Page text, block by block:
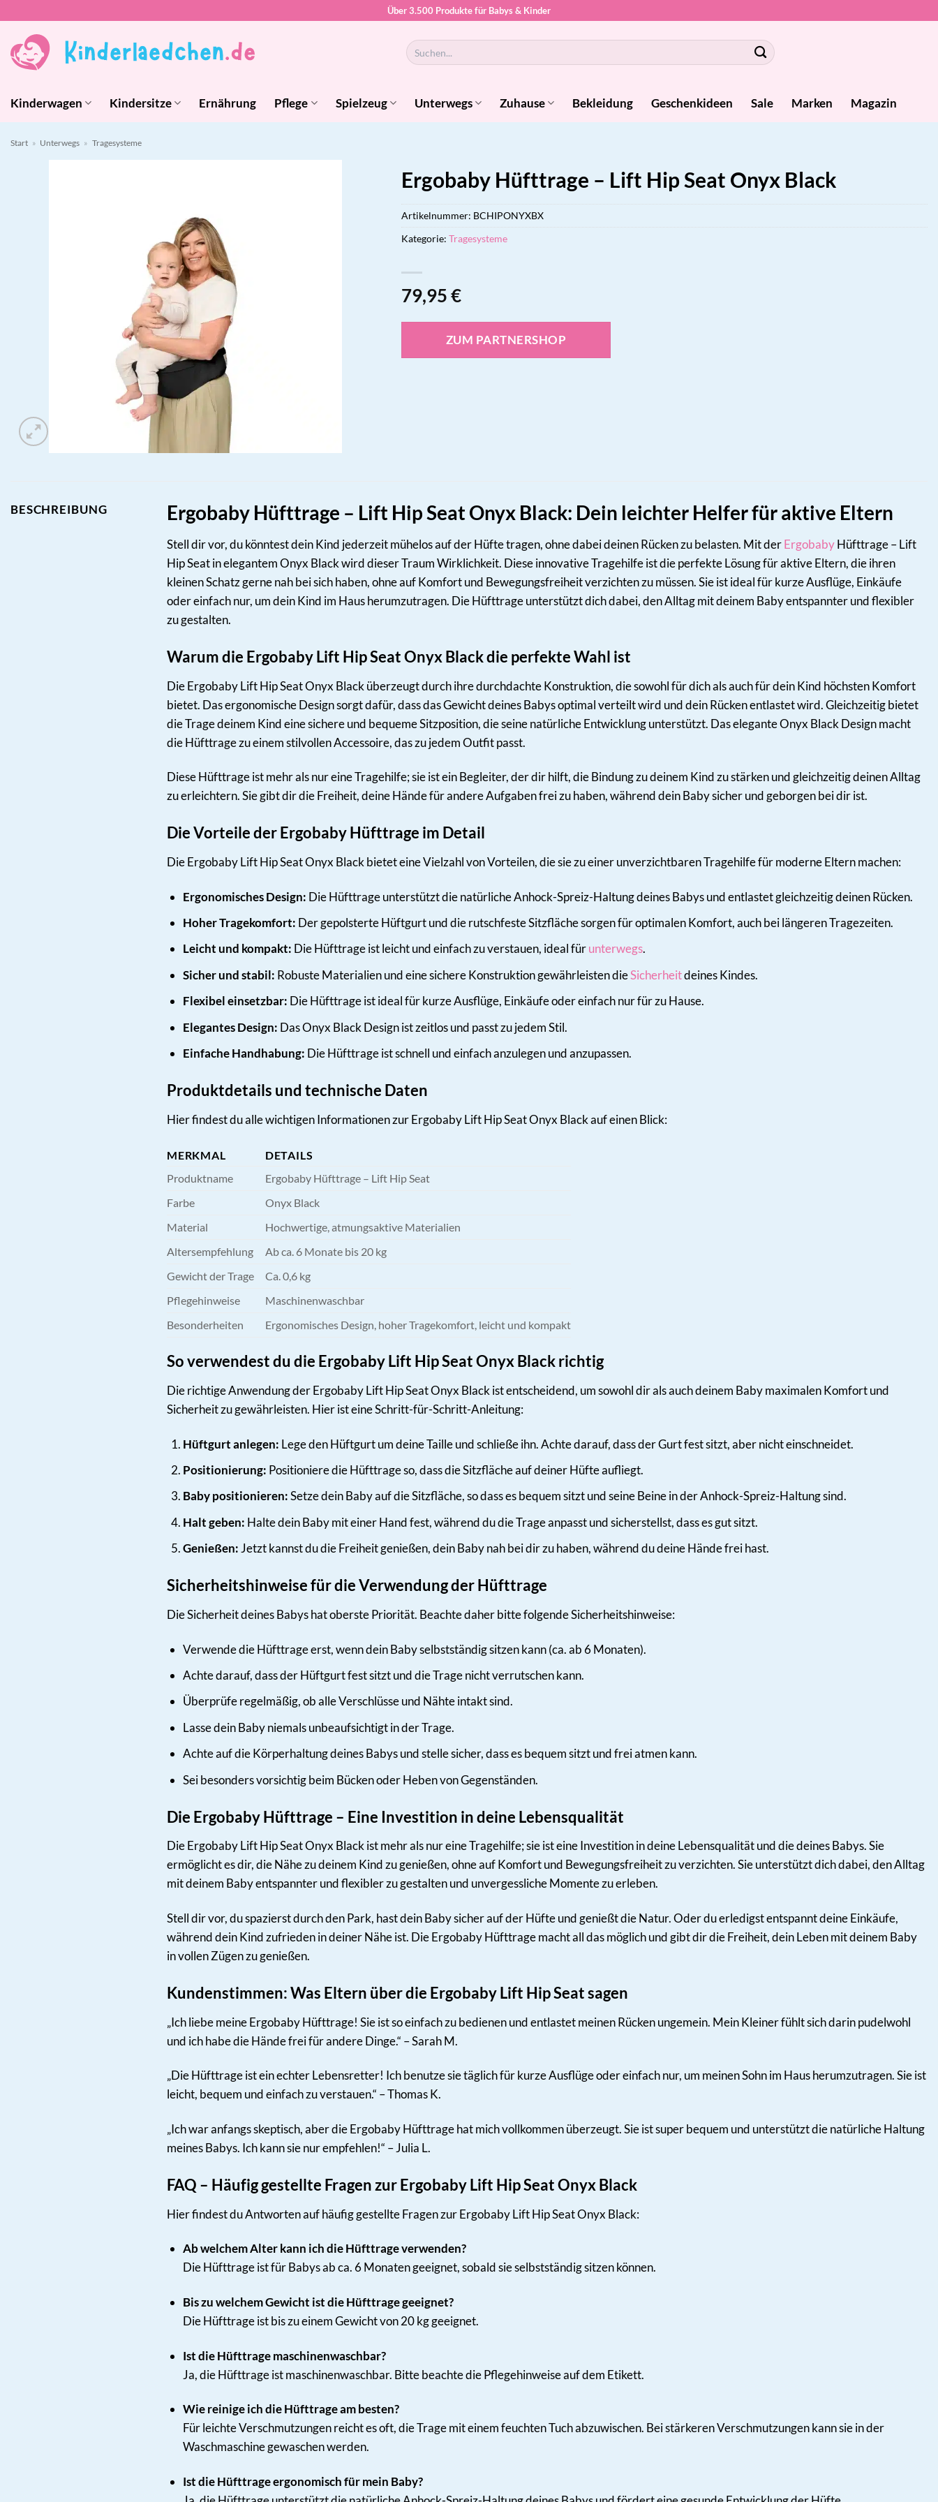
springen
Über 3.500 Produkte für Babys & Kinder
Suchen
nach:
Kinderwagen Kindersitze Ernährung Pflege Spielzeug Unterwegs Zuhause Bekleidung Geschenkideen Sale Marken Magazin
Start » Unterwegs » Tragesysteme
Ergobaby Hüfttrage – Lift Hip Seat Onyx Black
79,95€
ZUM PARTNERSHOP
Artikelnummer: BCHIPONYXBX
Kategorie: Tragesysteme
BESCHREIBUNG Ergobaby Hüfttrage – Lift Hip Seat Onyx Black: Dein leichter Helfer für aktive Eltern
Stell dir vor, du könntest dein Kind jederzeit mühelos auf der Hüfte tragen, ohne dabei deinen Rücken zu belasten. Mit derErgobabyHüfttrage – Lift
Hip Seat in elegantem Onyx Black wird dieser Traum Wirklichkeit. Diese innovative Tragehilfe ist die perfekte Lösung für aktive Eltern, die ihren
kleinen Schatz gerne nah bei sich haben, ohne auf Komfort und Bewegungsfreiheit verzichten zu müssen. Sie ist ideal für kurze Ausflüge, Einkäufe
oder einfach nur, um dein Kind im Haus herumzutragen. Die Hüfttrage unterstützt dich dabei, den Alltag mit deinem Baby entspannter und flexibler
zu gestalten.
Warum die Ergobaby Lift Hip Seat Onyx Black die perfekte Wahl ist
Die Ergobaby Lift Hip Seat Onyx Black überzeugt durch ihre durchdachte Konstruktion, die sowohl für dich als auch für dein Kind höchsten Komfort
bietet. Das ergonomische Design sorgt dafür, dass das Gewicht deines Babys optimal verteilt wird und dein Rücken entlastet wird. Gleichzeitig bietet
die Trage deinem Kind eine sichere und bequeme Sitzposition, die seine natürliche Entwicklung unterstützt. Das elegante Onyx Black Design macht
die Hüfttrage zu einem stilvollen Accessoire, das zu jedem Outfit passt.
Diese Hüfttrage ist mehr als nur eine Tragehilfe; sie ist ein Begleiter, der dir hilft, die Bindung zu deinem Kind zu stärken und gleichzeitig deinen Alltag
zu erleichtern. Sie gibt dir die Freiheit, deine Hände für andere Aufgaben frei zu haben, während dein Baby sicher und geborgen bei dir ist.
Die Vorteile der Ergobaby Hüfttrage im Detail
Die Ergobaby Lift Hip Seat Onyx Black bietet eine Vielzahl von Vorteilen, die sie zu einer unverzichtbaren Tragehilfe für moderne Eltern machen:
Ergonomisches Design: Die Hüfttrage unterstützt die natürliche Anhock-Spreiz-Haltung deines Babys und entlastet gleichzeitig deinen Rücken.
Hoher Tragekomfort: Der gepolsterte Hüftgurt und die rutschfeste Sitzfläche sorgen für optimalen Komfort, auch bei längeren Tragezeiten.
Leicht und kompakt: Die Hüfttrage ist leicht und einfach zu verstauen, ideal fürunterwegs.
Sicher und stabil: Robuste Materialien und eine sichere Konstruktion gewährleisten dieSicherheitdeines Kindes.
Flexibel einsetzbar: Die Hüfttrage ist ideal für kurze Ausflüge, Einkäufe oder einfach nur für zu Hause.
Elegantes Design: Das Onyx Black Design ist zeitlos und passt zu jedem Stil.
Einfache Handhabung: Die Hüfttrage ist schnell und einfach anzulegen und anzupassen.
Produktdetails und technische Daten
Hier findest du alle wichtigen Informationen zur Ergobaby Lift Hip Seat Onyx Black auf einen Blick:
MERKMAL
DETAILS
Produktname
Ergobaby Hüfttrage – Lift Hip Seat
Farbe
Onyx Black
Material
Hochwertige, atmungsaktive Materialien
Altersempfehlung
Ab ca. 6 Monate bis 20 kg
Gewicht der Trage
Ca. 0,6 kg
Pflegehinweise
Maschinenwaschbar
Besonderheiten
Ergonomisches Design, hoher Tragekomfort, leicht und kompakt
So verwendest du die Ergobaby Lift Hip Seat Onyx Black richtig
Die richtige Anwendung der Ergobaby Lift Hip Seat Onyx Black ist entscheidend, um sowohl dir als auch deinem Baby maximalen Komfort und
Sicherheit zu gewährleisten. Hier ist eine Schritt-für-Schritt-Anleitung:
Hüftgurt anlegen: Lege den Hüftgurt um deine Taille und schließe ihn. Achte darauf, dass der Gurt fest sitzt, aber nicht einschneidet.
Positionierung: Positioniere die Hüfttrage so, dass die Sitzfläche auf deiner Hüfte aufliegt.
Baby positionieren:Setze dein Baby auf die Sitzfläche, so dass es bequem sitzt und seine Beine in der Anhock-Spreiz-Haltung sind.
Halt geben: Halte dein Baby mit einer Hand fest, während du die Trage anpasst und sicherstellst, dass es gut sitzt.
Genießen:Jetzt kannst du die Freiheit genießen, dein Baby nah bei dir zu haben, während du deine Hände frei hast.
Sicherheitshinweise für die Verwendung der Hüfttrage
Die Sicherheit deines Babys hat oberste Priorität. Beachte daher bitte folgende Sicherheitshinweise:
Verwende die Hüfttrage erst, wenn dein Baby selbstständig sitzen kann (ca. ab 6 Monaten).
Achte darauf, dass der Hüftgurt fest sitzt und die Trage nicht verrutschen kann.
Überprüfe regelmäßig, ob alle Verschlüsse und Nähte intakt sind.
Lasse dein Baby niemals unbeaufsichtigt in der Trage.
Achte auf die Körperhaltung deines Babys und stelle sicher, dass es bequem sitzt und frei atmen kann.
Sei besonders vorsichtig beim Bücken oder Heben von Gegenständen.
Die Ergobaby Hüfttrage – Eine Investition in deine Lebensqualität
Die Ergobaby Lift Hip Seat Onyx Black ist mehr als nur eine Tragehilfe; sie ist eine Investition in deine Lebensqualität und die deines Babys. Sie
ermöglicht es dir, die Nähe zu deinem Kind zu genießen, ohne auf Komfort und Bewegungsfreiheit zu verzichten. Sie unterstützt dich dabei, den Alltag
mit deinem Baby entspannter und flexibler zu gestalten und unvergessliche Momente zu erleben.
Stell dir vor, du spazierst durch den Park, hast dein Baby sicher auf der Hüfte und genießt die Natur. Oder du erledigst entspannt deine Einkäufe,
während dein Kind zufrieden in deiner Nähe ist. Die Ergobaby Hüfttrage macht all das möglich und gibt dir die Freiheit, dein Leben mit deinem Baby
in vollen Zügen zu genießen.
Kundenstimmen: Was Eltern über die Ergobaby Lift Hip Seat sagen
„Ich liebe meine Ergobaby Hüfttrage! Sie ist so einfach zu bedienen und entlastet meinen Rücken ungemein. Mein Kleiner fühlt sich darin pudelwohl
und ich habe die Hände frei für andere Dinge.“ – Sarah M.
„Die Hüfttrage ist ein echter Lebensretter! Ich benutze sie täglich für kurze Ausflüge oder einfach nur, um meinen Sohn im Haus herumzutragen. Sie ist
leicht, bequem und einfach zu verstauen.“ – Thomas K.
„Ich war anfangs skeptisch, aber die Ergobaby Hüfttrage hat mich vollkommen überzeugt. Sie ist super bequem und unterstützt die natürliche Haltung
meines Babys. Ich kann sie nur empfehlen!“ – Julia L.
FAQ – Häufig gestellte Fragen zur Ergobaby Lift Hip Seat Onyx Black
Hier findest du Antworten auf häufig gestellte Fragen zur Ergobaby Lift Hip Seat Onyx Black:
Ab welchem Alter kann ich die Hüfttrage verwenden?
Die Hüfttrage ist für Babys ab ca. 6 Monaten geeignet, sobald sie selbstständig sitzen können.
Bis zu welchem Gewicht ist die Hüfttrage geeignet?
Die Hüfttrage ist bis zu einem Gewicht von 20 kg geeignet.
Ist die Hüfttrage maschinenwaschbar?
Ja, die Hüfttrage ist maschinenwaschbar. Bitte beachte die Pflegehinweise auf dem Etikett.
Wie reinige ich die Hüfttrage am besten?
Für leichte Verschmutzungen reicht es oft, die Trage mit einem feuchten Tuch abzuwischen. Bei stärkeren Verschmutzungen kann sie in der
Waschmaschine gewaschen werden.
Ist die Hüfttrage ergonomisch für mein Baby?